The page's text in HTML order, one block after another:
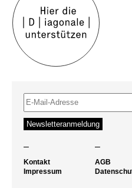
– –
Kontakt
Impressum
AGB